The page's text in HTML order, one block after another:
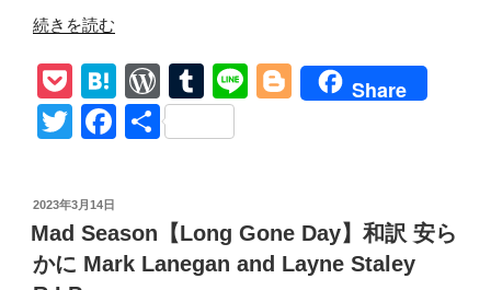
“Jerry
和
訳
輝
て
く
れ
続きを読む
P
o
ck
H
at
e
a
W
or
d
e
ss
T
u
m
r
Li
Bl
er
Share
T
tt
er
F
e
b
共
投
稿
日:
2023年3月14日
Mad Season【Long Gone Day】和訳 安ら
かに Mark Lanegan and Layne Staley